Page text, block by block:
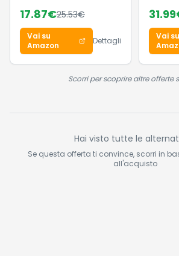
Ottima con
shampoo
professionale
capelli - Maschera
capelli con vitamina
17.87€25.53€
Vai su
Amazon
Dettagli
con 7
60
31.99
Vai su
Scorri per scoprire altre offerte
Hai visto tutte le
Se questa offerta ti convince, scorri in
all'acquisto